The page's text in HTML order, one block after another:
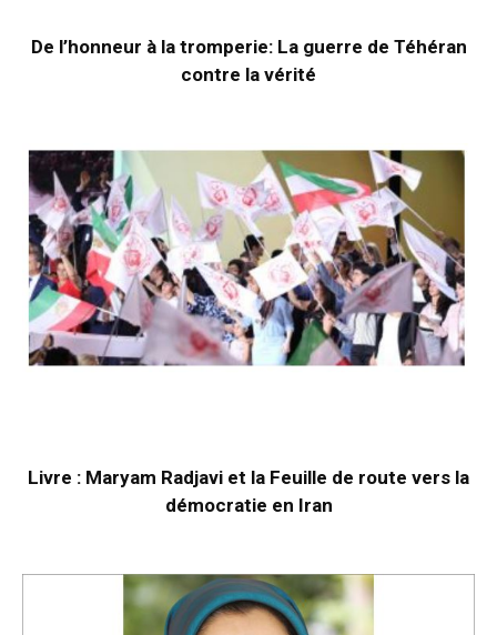
De l’honneur à la tromperie: La guerre de Téhéran
contre la vérité
Livre : Maryam Radjavi et la Feuille de route vers la
démocratie en Iran